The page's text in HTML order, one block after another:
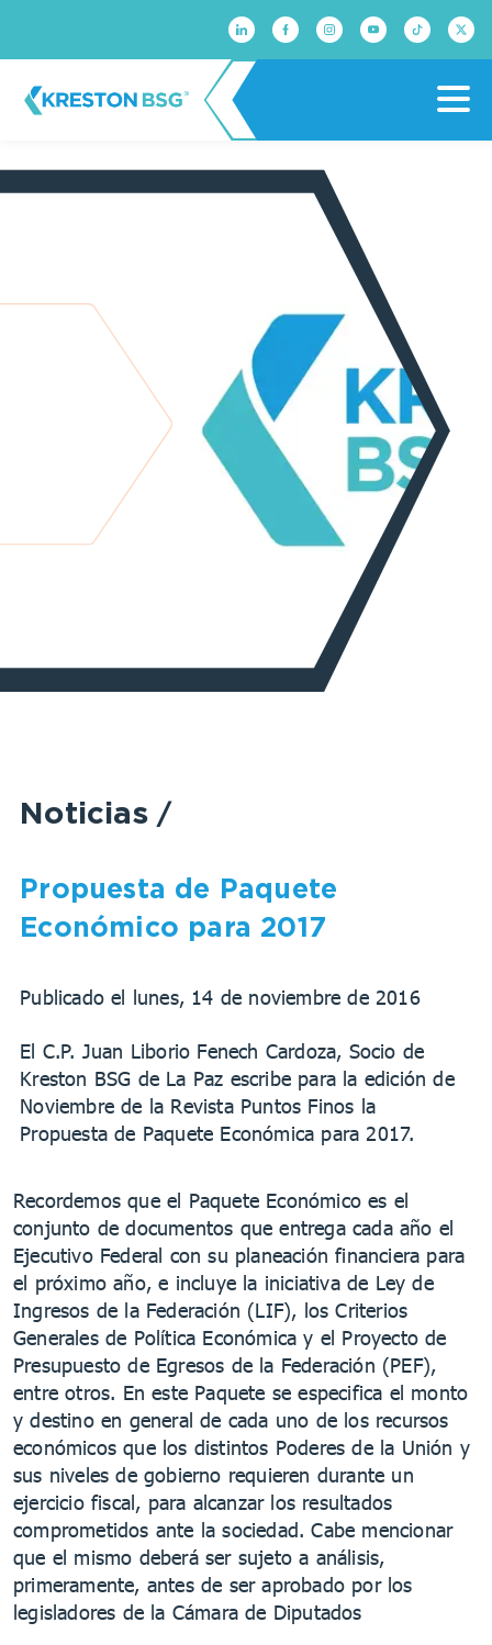
Noticias /
Propuesta de Paquete
Económico para 2017
Publicado el lunes, 14 de noviembre de 2016
El C.P. Juan Liborio Fenech Cardoza, Socio de
Kreston BSG de La Paz escribe para la edición de
Noviembre de la Revista Puntos Finos la
Propuesta de Paquete Económica para 2017.
Recordemos que el Paquete Económico es el
conjunto de documentos que entrega cada año el
Ejecutivo Federal con su planeación financiera para
el próximo año, e incluye la iniciativa de Ley de
Ingresos de la Federación (LIF), los Criterios
Generales de Política Económica y el Proyecto de
Presupuesto de Egresos de la Federación (PEF),
entre otros. En este Paquete se especifica el monto
y destino en general de cada uno de los recursos
económicos que los distintos Poderes de la Unión y
sus niveles de gobierno requieren durante un
ejercicio fiscal, para alcanzar los resultados
comprometidos ante la sociedad. Cabe mencionar
que el mismo deberá ser sujeto a análisis,
primeramente, antes de ser aprobado por los
legisladores de la Cámara de Diputados